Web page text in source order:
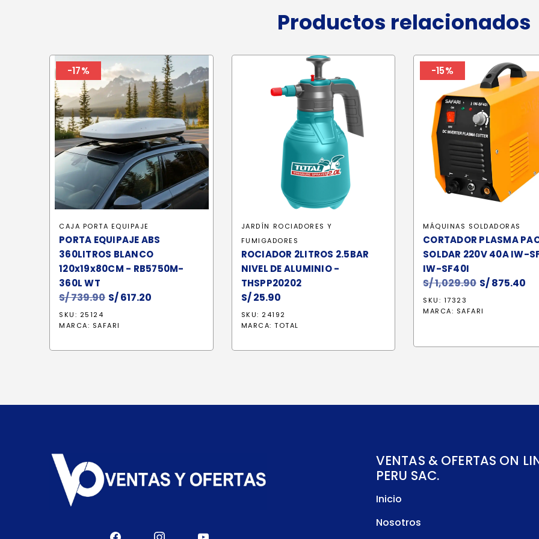
Productos relacionados
-17%
CAJA PORTA EQUIPAJE
PORTA EQUIPAJE ABS
360LITROS BLANCO
120x19x80CM - RB5750M-
360L WT
S/739.90 El
original
S/ 739.90.
S/617.20
S/ 617.20.
SKU: 25124
MARCA: SAFARI
JARDÍN ROCIADORES Y
FUMIGADORES
ROCIADOR 2LITROS 2.5BAR
NIVEL DE ALUMINIO -
THSPP20202
S/25.90
SKU: 24192
MARCA: TOTAL
-15%
MÁQUINAS SOLDADORAS
CORTADOR PLASMA
SOLDAR 220V 40A IW-
IW-SF40I
S/1,029.90 El
original
S/875.40
SKU: 17323
MARCA: SAFARI
VENTAS & OFERTAS ON
PERU SAC.
Inicio
Nosotros